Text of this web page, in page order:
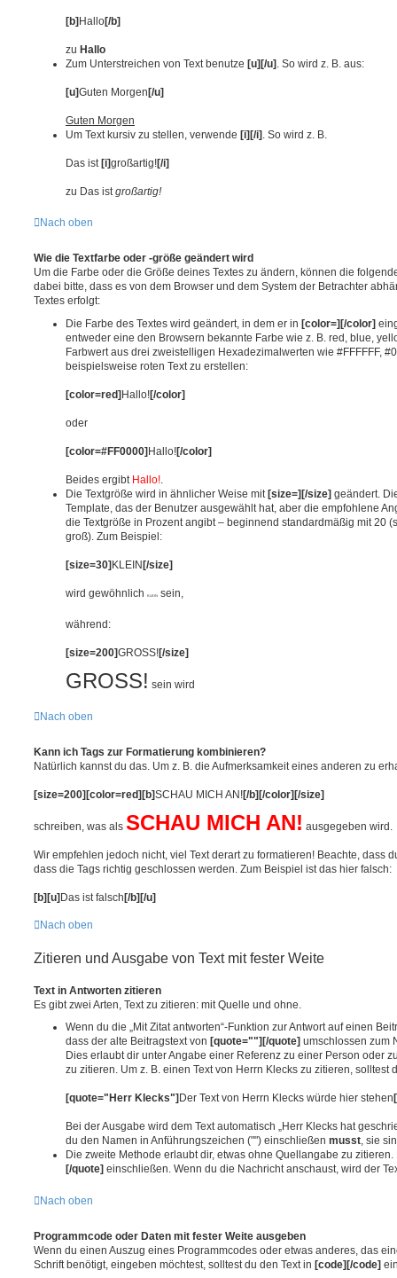
[b]Hallo[/b]
zu Hallo
Zum Unterstreichen von Text benutze [u][/u] . So wird z. B. aus:
[u]Guten Morgen[/u]
Guten Morgen
Um Text kursiv zu stellen, verwende [i][/i] . So wird z. B.
Das ist [i]großartig![/i]
zu Das ist großartig!
Nach oben
Wie die Textfarbe oder -größe geändert wird
Um die Farbe oder die Größe deines Textes zu ändern, können die
dabei bitte, dass es von dem Browser und dem System der Betrachter
Textes erfolgt:
Die Farbe des Textes wird geändert, in dem er in [color=][/color]
entweder eine den Browsern bekannte Farbe wie z. B. red, blue,
Farbwert aus drei zweistelligen Hexadezimalwerten wie #FFFFFF,
beispielsweise roten Text zu erstellen:
[color=red] Hallo![/color]
oder
[color=#FF0000] Hallo![/color]
Beides ergibt Hallo!.
Die Textgröße wird in ähnlicher Weise mit [size=][/size] geändert.
Template, das der Benutzer ausgewählt hat, aber die empfohlene
die Textgröße in Prozent angibt – beginnend standardmäßig mit 20
groß). Zum Beispiel:
[size=30] KLEIN [/size]
wird gewöhnlich KLEIN sein,
während:
[size=200]GROSS![/size]
GROSS! sein wird
Nach oben
Kann ich Tags zur Formatierung kombinieren?
Natürlich kannst du das. Um z. B. die Aufmerksamkeit eines anderen zu
[size=200][color=red][b]SCHAU MICH AN![/b][/color][/size]
schreiben, was als SCHAU MICH AN! ausgegeben wird.
Wir empfehlen jedoch nicht, viel Text derart zu formatieren! Beachte, dass
dass die Tags richtig geschlossen werden. Zum Beispiel ist das hier falsch:
[b][u]Das ist falsch[/b][/u]
Nach oben
Zitieren und Ausgabe von Text mit fester Weite
Text in Antworten zitieren
Es gibt zwei Arten, Text zu zitieren: mit Quelle und ohne.
Wenn du die „Mit Zitat antworten“-Funktion zur Antwort auf einen
dass der alte Beitragstext von [quote=""][/quote] umschlossen zum
Dies erlaubt dir unter Angabe einer Referenz zu einer Person oder
zu zitieren. Um z. B. einen Text von Herrn Klecks zu zitieren, solltest
[quote="Herr Klecks"] Der Text von Herrn Klecks würde hier stehen
Bei der Ausgabe wird dem Text automatisch „Herr Klecks hat
du den Namen in Anführungszeichen ("") einschließen musst, sie
Die zweite Methode erlaubt dir, etwas ohne Quellangabe zu
[/quote] einschließen. Wenn du die Nachricht anschaust, wird der
Nach oben
Programmcode oder Daten mit fester Weite ausgeben
Wenn du einen Auszug eines Programmcodes oder etwas anderes, das
Schrift benötigt, eingeben möchtest, solltest du den Text in [code][/code]